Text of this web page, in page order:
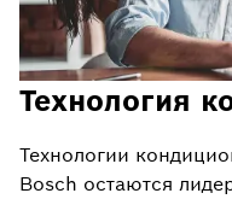
Технология
Технологии
Bosch остаются